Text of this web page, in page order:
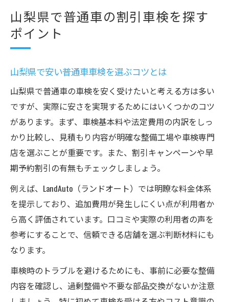
自動車税と車検手続きを同時に進めるコツ
山梨県で納税証明書が不要になる条件とは
車検と自動車税の効率的な支払い方法
車検時の納税書類紛失時の対応策を解説
お得な車検割引情報は甲府市から早川町まで
甲府市の車検割引サービスを徹底解説
早川町で普通車車検を安く受けるポイント
笛吹市や甲斐市の車検割引の活用法
昭和町の店舗で受けられる割引メリット
地域ごとの車検割引キャンペーン情報
車検を安く済ませる手順と注意点のまとめ
普通車の車検費用を安く抑える予約術
整備・修理込みで安い車検を目指す方法
軽自動車と比較した普通車の注意点
山梨県で普通車の割引車検を探す
ポイント
山梨県で安い普通車車検を選ぶコツとは
山梨県で普通車の車検を安く受けたいと考える方は多い
ですが、実際に安さを実現するためにはいくつかのコツ
があります。まず、車検基本料や法定費用の内訳をしっ
かり比較し、見積もり内容が明確な整備工場や車検専門
店を選ぶことが重要です。また、割引キャンペーンや早
期予約割引の有無もチェックしましょう。
例えば、LandAuto（ランドオート）では明瞭な料金体系
を提示しており、追加費用が発生しにくい点が利用者か
ら高く評価されています。口コミや実際の利用者の声を
参考にすることで、信頼できる店舗を選ぶ判断材料にも
なります。
車検時のトラブルを避けるためにも、事前に必要な整備
内容を確認し、過剰整備や不要な部品交換がないか注意